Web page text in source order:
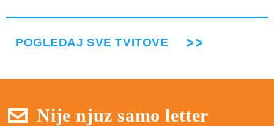
POGLEDAJ SVE TVITOVE
Nije njuz samo letter